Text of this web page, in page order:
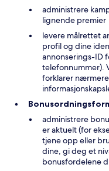
administrere
lignende premier
levere målrettet
profil og dine
annonserings-ID
telefonnummer).
forklarer
administrere
er aktuelt (for
tjene opp eller
dine, gi deg et
bonusfordelene